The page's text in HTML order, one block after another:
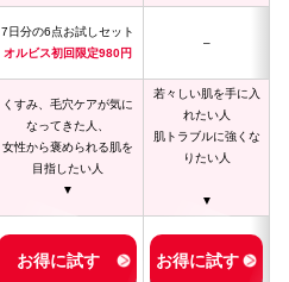
7日分の6点お試しセット
オルビス初回限定980円
–
くすみ、毛穴ケアが気に
なってきた人、
女性から褒められる肌を
目指したい人
▼
若々しい肌を手に入
れたい人
肌トラブルに強くな
りたい人
▼
お得に試す お得に試す